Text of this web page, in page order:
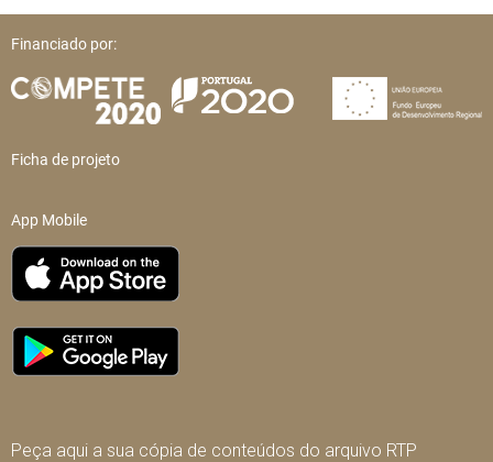
Financiado por:
Ficha de projeto
App Mobile
Peça aqui a sua cópia de conteúdos do arquivo RTP